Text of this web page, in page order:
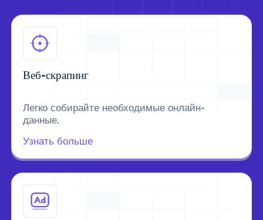
Веб-скрапинг
Легко собирайте необходимые онлайн-
данные.
Узнать больше